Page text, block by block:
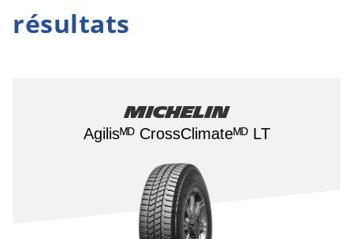
résultats
Michelin
Agilisᴹᴰ CrossClimateᴹᴰ LT